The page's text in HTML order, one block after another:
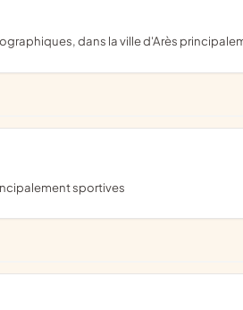
dans la ville d'Arès
sportives